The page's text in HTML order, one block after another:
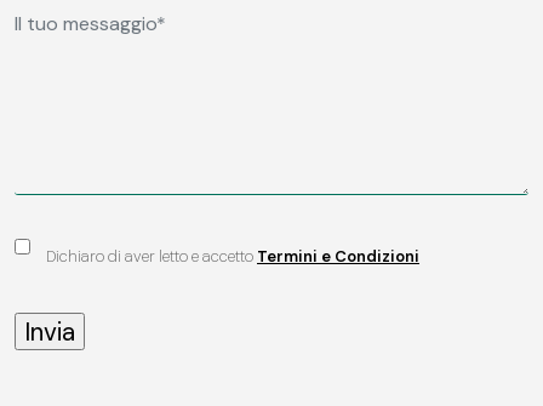
Dichiaro di aver letto e accetto Termini e Condizioni